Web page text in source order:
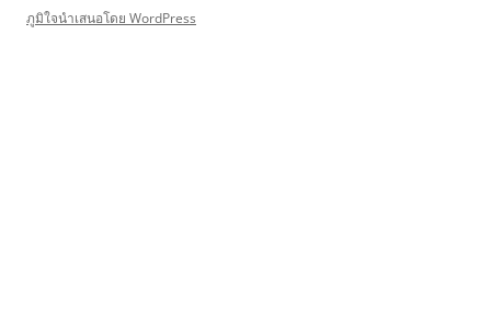
ภูมิใจนำเสนอโดย WordPress